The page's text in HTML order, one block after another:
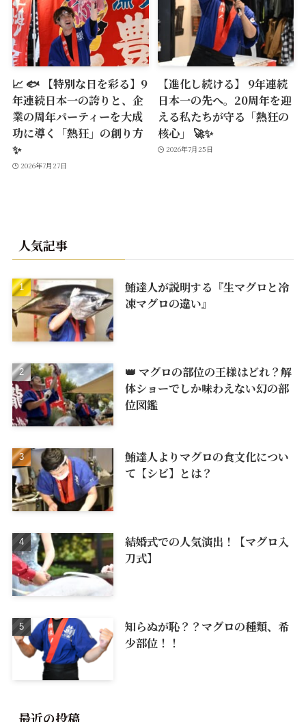
📈 🐟 【特別な日を彩る】9
年連続日本一の誇りと、企
業の周年パーティーを大成
功に導く「熱狂」の創り方
✨
2026年7月27日
【進化し続ける】 9年連続
日本一の先へ。20周年を迎
える私たちが守る「熱狂の
核心」 🚀✨
2026年7月25日
人気記事
鮪達人が説明する『生マグロと冷
凍マグロの違い』
👑 マグロの部位の王様はどれ？解
体ショーでしか味わえない幻の部
位図鑑
鮪達人よりマグロの食文化につい
て【シビ】とは？
結婚式での人気演出！【マグロ入
刀式】
知らぬが恥？？マグロの種類、希
少部位！！
最近の投稿